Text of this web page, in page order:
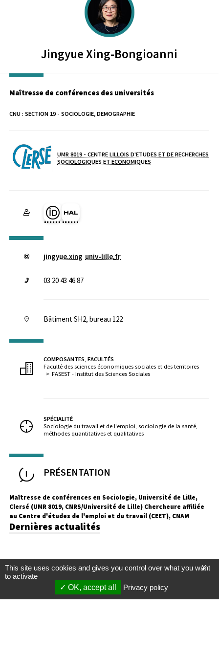
JingyueXing-Bongioanni
Maîtresse de conférences des universités
CNU : SECTION 19 - SOCIOLOGIE, DEMOGRAPHIE
Laboratoire / équipe
UMR 8019 - CENTRE LILLOIS D'ETUDES ET DE RECHERCHES
SOCIOLOGIQUES ET ECONOMIQUES
Page Orcid du membre (Ouverture dans une nouvelle fenêtre)
HAL jingyue-xing (Ouverture dans une nouvelle fenêtre)
jingyue.xing univ-lille.fr
03 20 43 46 87
Bâtiment SH2, bureau 122
COMPOSANTES, FACULTÉS
Faculté des sciences économiques sociales et des territoires
FASEST - Institut des Sciences Sociales
SPÉCIALITÉ
Sociologie du travail et de l'emploi, sociologie de la santé,
méthodes quantitatives et qualitatives
PRÉSENTATION
Maîtresse de conférences en Sociologie, Université de Lille,
Clersé (UMR 8019, CNRS/Université de Lille) Chercheure affiliée
au Centre d'études de l'emploi et du travail (CEET), CNAM
Dernières actualités
X
This site uses cookies and gives you control over what you want
to activate
OK, accept all
Privacy policy